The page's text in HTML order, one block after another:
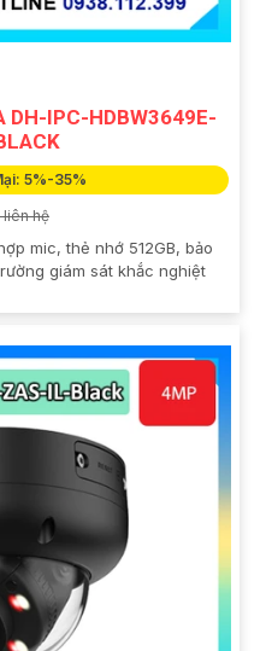
DH-IPC-HDBW3649E-
5%-35%
liên hệ
mic, thẻ nhớ 512GB, bảo
giám sát khắc nghiệt